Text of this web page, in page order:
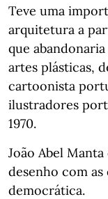
Teve uma
arquitetura a
que
artes plásticas,
cartoonista
ilustradores
1970.
João Abel
desenho com
democrática.